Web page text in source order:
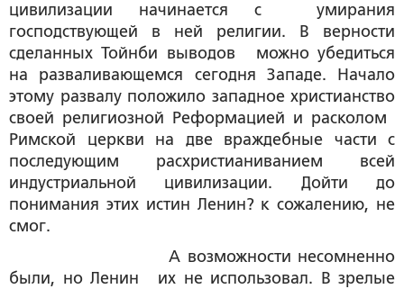
цивилизации начинается с умирания
господствующей в ней религии. В верности
сделанных Тойнби выводов можно убедиться
на разваливающемся сегодня Западе. Начало
этому развалу положило западное христианство
своей религиозной Реформацией и расколом
Римской церкви на две враждебные части с
последующим расхристианиванием всей
индустриальной цивилизации. Дойти до
понимания этих истин Ленин? к сожалению, не
смог.
А возможности несомненно
были, но Ленин их не использовал. В зрелые